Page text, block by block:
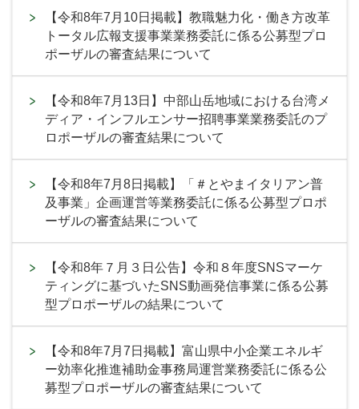
【令和8年7月10日掲載】教職魅力化・働き方改革
トータル広報支援事業業務委託に係る公募型プロ
ポーザルの審査結果について
【令和8年7月13日】中部山岳地域における台湾メ
ディア・インフルエンサー招聘事業業務委託のプ
ロポーザルの審査結果について
【令和8年7月8日掲載】「＃とやまイタリアン普
及事業」企画運営等業務委託に係る公募型プロポ
ーザルの審査結果について
【令和8年７月３日公告】令和８年度SNSマーケ
ティングに基づいたSNS動画発信事業に係る公募
型プロポーザルの結果について
【令和8年7月7日掲載】富山県中小企業エネルギ
ー効率化推進補助金事務局運営業務委託に係る公
募型プロポーザルの審査結果について